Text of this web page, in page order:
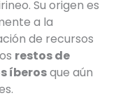
Su origen es
a la
de recursos
restos de
íberosque aún